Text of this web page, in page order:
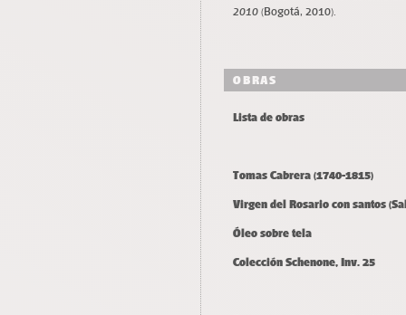
2010(Bogotá, 2010).
OBRAS
Lista de obras
Tomas Cabrera (1740-1815)
Virgen del Rosario con santos
Óleo sobre tela
Colección Schenone, Inv. 25